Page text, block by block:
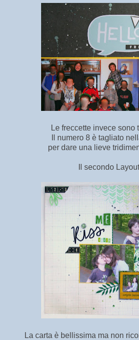
Le freccette invece sono
Il numero 8 è tagliato
per dare una lieve
Il secondo
La carta è bellissima ma non